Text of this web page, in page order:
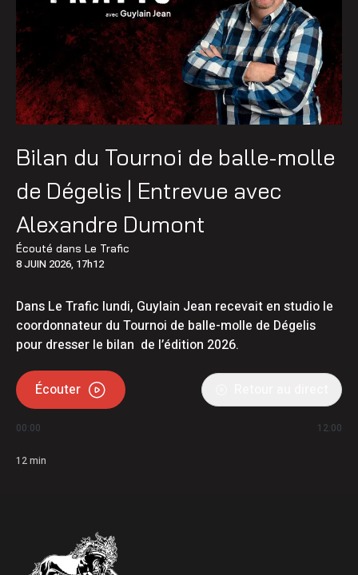
Bilan du Tournoi de balle-molle
de Dégelis | Entrevue avec
Alexandre Dumont
Écouté dans Le Trafic
8 JUIN 2026, 17h12
Dans Le Trafic lundi, Guylain Jean recevait en studio le
coordonnateur du Tournoi de balle-molle de Dégelis
pour dresser le bilan de l’édition 2026.
Écouter
00:00 12:00
12min